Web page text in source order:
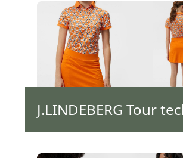
J.LINDEBERG Tour